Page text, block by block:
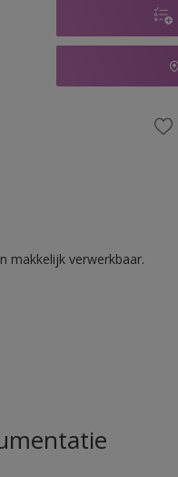
makkelijk verwerkbaar.